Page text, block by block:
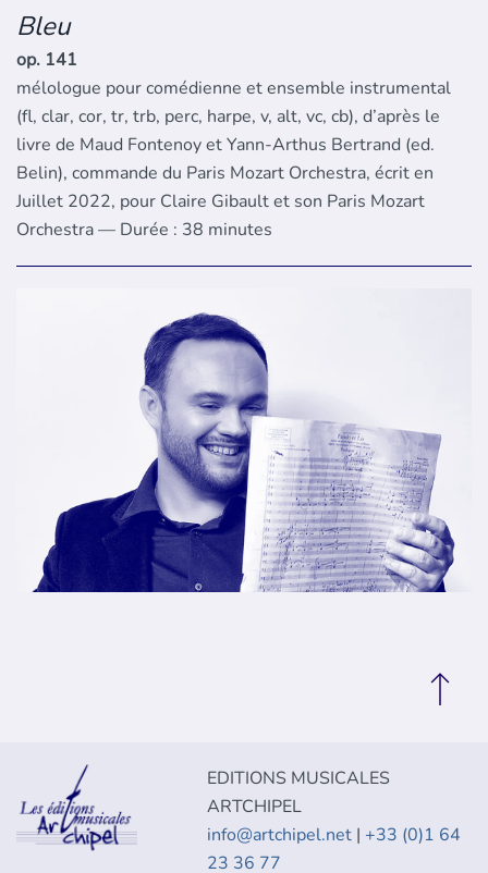
Bleu
op. 141
mélologue pour comédienne et ensemble instrumental
(fl, clar, cor, tr, trb, perc, harpe, v, alt, vc, cb), d’après le
livre de Maud Fontenoy et Yann-Arthus Bertrand (ed.
Belin), commande du Paris Mozart Orchestra, écrit en
Juillet 2022, pour Claire Gibault et son Paris Mozart
Orchestra — Durée : 38 minutes
EDITIONS MUSICALES
ARTCHIPEL
info@artchipel.net | +33 (0)1 64
23 36 77